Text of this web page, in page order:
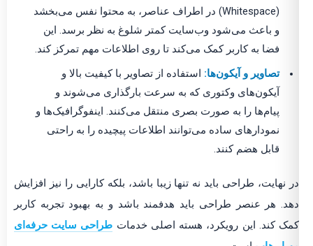
(Whitespace) در اطراف عناصر، به محتوا نفس می‌بخشد
و باعث می‌شود وب‌سایت کمتر شلوغ به نظر برسد. این
فضا به کاربر کمک می‌کند تا روی اطلاعات مهم تمرکز کند.
تصاویر و آیکون‌ها: استفاده از تصاویر با کیفیت بالا و
آیکون‌های وکتوری که به سرعت بارگذاری می‌شوند و
پیام‌ها را به صورت بصری منتقل می‌کنند. اینفوگرافیک‌ها و
نمودارهای ساده می‌توانند اطلاعات پیچیده را به راحتی
قابل هضم کنند.
در نهایت، طراحی باید نه تنها زیبا باشد، بلکه کارایی را نیز افزایش
دهد. هر عنصر طراحی باید هدفمند باشد و به بهبود تجربه کاربر
کمک کند. این رویکرد، هسته اصلی خدمات طراحی سایت حرفه‌ای